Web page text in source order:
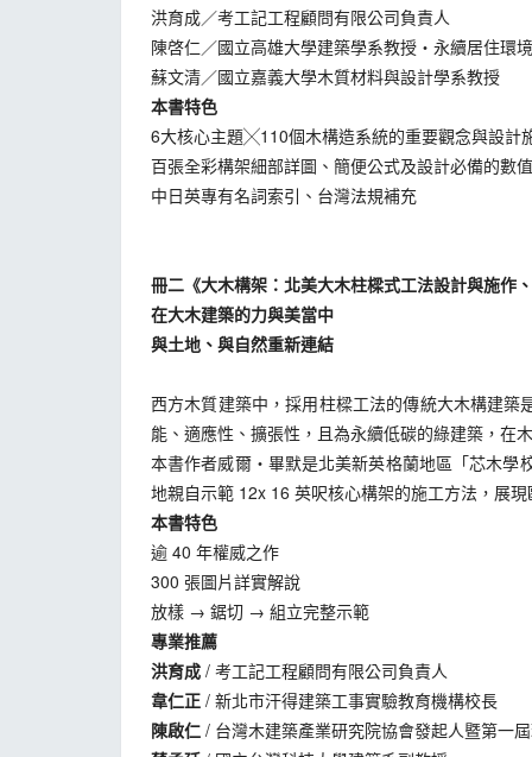
洪育成／考工記工程顧問有限公司負責人
陳啓仁／國立高雄大學建築學系教授‧永續居住環
蘇文清／國立嘉義大學木質材料與設計學系教授
本書特色
6大核心主題╳110個木構造系統的重要觀念與設計
百張全彩構架細部詳圖、簡便公式及設計必備的數
中日英專有名詞索引、台灣法規補充
冊二《大木構架：北美大木柱樑式工法設計與施作
在大木建築的力與美當中
與土地、與自然重新連結
西方木質建築中，採用柱樑工法的傳統大木構建
能、適應性、擴張性，且為永續低碳的綠建築，在
本書作者威爾‧畢默是北美新英格蘭地區「芯木學
地親自示範 12x 16 英呎核心構架的施工方法，展
本書特色
逾 40 年權威之作
300 張圖片詳實解說
放樣 → 鋸切 → 組立完整示範
專業推薦
洪育成 / 考工記工程顧問有限公司負責人
韋仁正 / 新北市汗得建築工事實驗教育機構校長
陳啟仁 / 台灣木建築產業研究院協會發起人暨第一